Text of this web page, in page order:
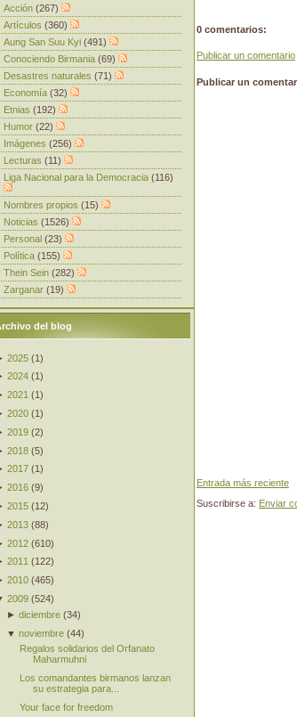
0 comentarios:
Publicar un comentario
Publicar un
Entrada más reciente
Suscribirse a: Enviar
Acción (267)
Artículos (360)
Aung San Suu Kyi (491)
Conociendo Birmania (69)
Desastres naturales (71)
Economía (32)
Etnias (192)
Humor (22)
Imágenes (256)
Lecturas (11)
Liga Nacional para la Democracia (116)
Nombres propios (15)
Noticias (1526)
Personal (23)
Política (155)
Thein Sein (282)
Zarganar (19)
del blog
2025 (1)
2024 (1 )
2021 (1)
2020 (1)
2019 (2)
2018 (5)
2017 (1 )
2016 (9)
2015 (12)
2013 (88)
2012 (610)
2011 (122)
2010 (465)
2009 (524)
►diciembre (34)
▼noviembre (44)
Regalos solidarios del Orfanato
Maharmuhni
Los comandantes birmanos lanzan
su estrategia para...
Your face for freedom